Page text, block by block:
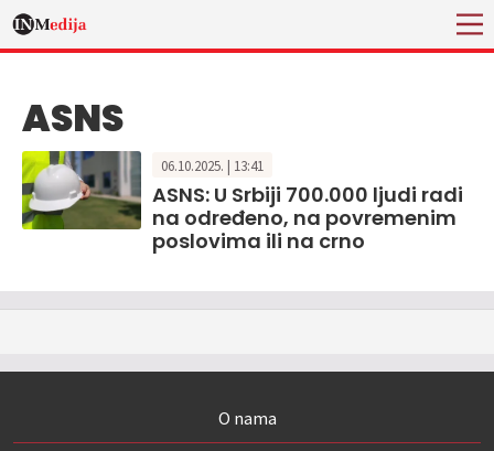
ASNS
06.10.2025. | 13:41
ASNS: U Srbiji 700.000 ljudi radi
na određeno, na povremenim
poslovima ili na crno
O nama